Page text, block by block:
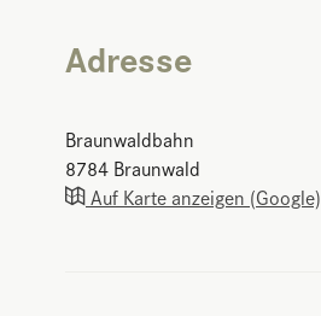
Adresse
Braunwaldbahn
8784 Braunwald
Auf Karte anzeigen (Google)